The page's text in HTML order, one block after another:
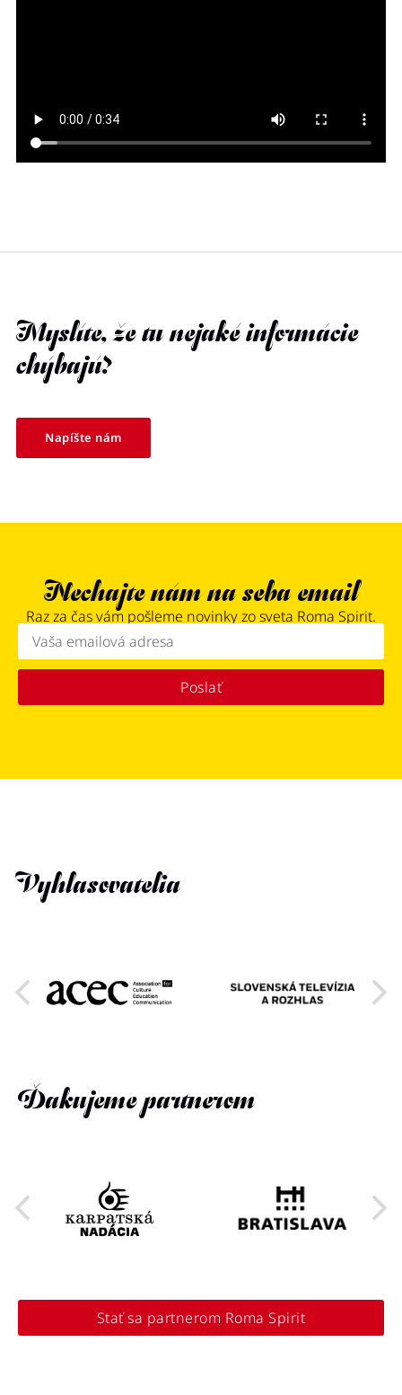
Myslíte, že tu nejaké informácie
chýbajú?
Napíšte nám
Nechajte nám na seba email
Raz za čas vám pošleme novinky zo sveta Roma Spirit.
Poslať
Vyhlasovatelia
Ďakujeme partnerom
Stať sa partnerom Roma Spirit